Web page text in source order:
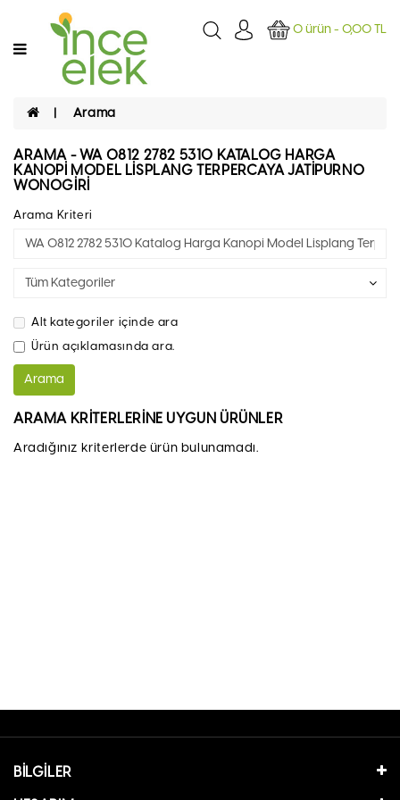
Kategoriler
ANASAYFA
GIDA
TEMIZLIK
ŞIFA
0 ürün - 0,00 TL
Arama
ARAMA - WA 0812 2782 5310 KATALOG HARGA
KANOPI MODEL LISPLANG TERPERCAYA JATIPURNO
WONOGIRI
Arama Kriteri
Alt kategoriler içinde ara
Ürün açıklamasında ara.
ARAMA KRITERLERINE UYGUN ÜRÜNLER
Aradığınız kriterlerde ürün bulunamadı.
BILGILER